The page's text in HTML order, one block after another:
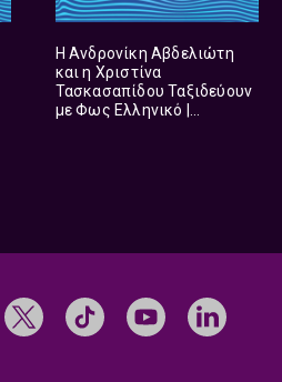
H Ανδρονίκη Αβδελιώτη
και η Χριστίνα
Τασκασαπίδου Ταξιδεύουν
με Φως Ελληνικό |